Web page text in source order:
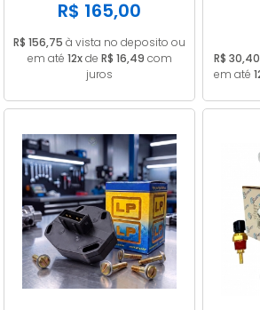
R$ 165,00
R$ 156,75 à vista no deposito ou
em até 12xde R$ 16,49 com
juros
R$ 30,40
em até